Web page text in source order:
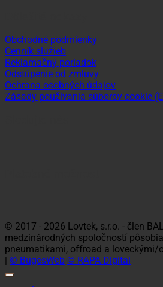
Obchodné podmienky
Cenník služieb
Reklamačný poriadok
Odstúpenie od zmluvy
Ochrana osobných údajov
Zásady používania súborov cookie
© 2017 - 2026 Lovtek, s.r.o. - člen
medzinárodných spoločností
pneumatikami, offroad a loveckými/
© BugesWeb © RAPA Digital